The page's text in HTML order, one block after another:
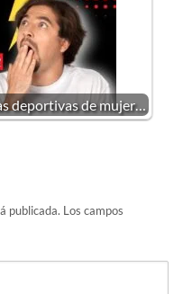
deportivas de mujer…
publicada. Los campos